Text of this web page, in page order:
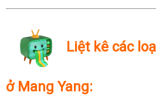
Liệt kê các
ở Mang Yang: